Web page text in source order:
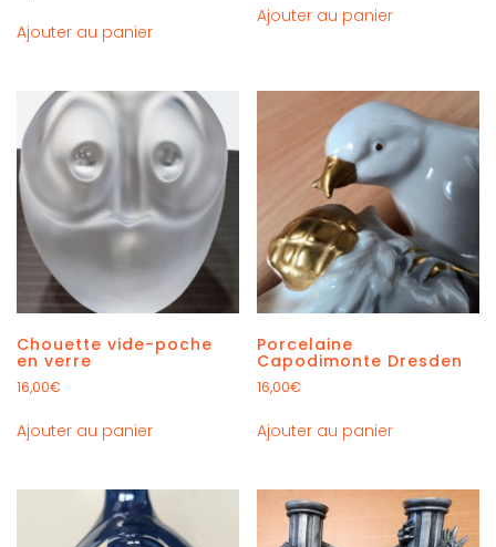
Ajouter au panier
Ajouter au panier
Chouette vide-poche
en verre
16,00€
Ajouter au panier
Porcelaine
Capodimonte Dresden
16,00€
Ajouter au panier